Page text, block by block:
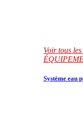
Voir tous
Système eau